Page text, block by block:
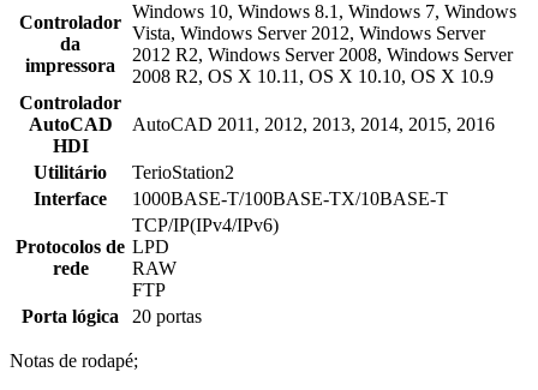
Controlador
da
impressora
Windows 10, Windows 8.1, Windows 7, Windows
Vista, Windows Server 2012, Windows Server
2012 R2, Windows Server 2008, Windows Server
2008 R2, OS X 10.11, OS X 10.10, OS X 10.9
Controlador
AutoCAD
HDI
AutoCAD 2011, 2012, 2013, 2014, 2015, 2016
Utilitário
TerioStation2
Interface
1000BASE-T/100BASE-TX/10BASE-T
Protocolos de
rede
TCP/IP(IPv4/IPv6)
LPD
RAW
FTP
Porta lógica
20 portas
Notas de rodapé;